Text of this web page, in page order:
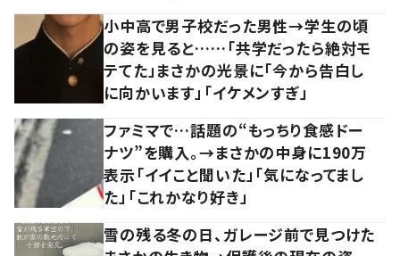
小中高で男子校だった男性→学生の頃
の姿を見ると……「共学だったら絶対モ
テてた」まさかの光景に「今から告白し
に向かいます」「イケメンすぎ」
ファミマで…話題の“もっちり食感ドー
ナツ”を購入。→まさかの中身に190万
表示「イイこと聞いた」「気になってまし
た」「これかなり好き」
雪の残る冬の日、ガレージ前で見つけた